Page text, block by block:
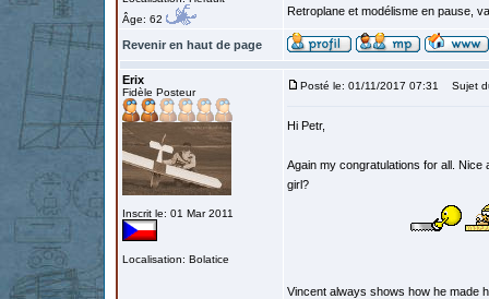
Âge: 62
Retroplane et modélisme en pause,
Revenir en haut de page
Erix
Fidèle Posteur
Inscrit le: 01 Mar 2011
Localisation: Bolatice
Posté le: 01/11/2017 07:31 Sujet
Hi Petr,
Again my congratulations for all.
girl?
Vincent always shows how he made